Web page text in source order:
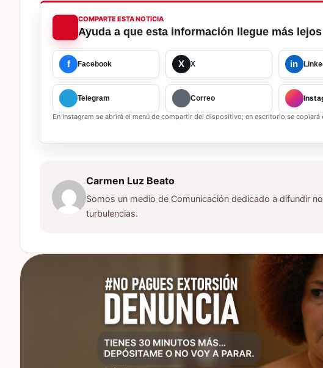
COMPARTE ESTA NOTICIA
Ayuda a que esta información llegue más lejos
f Facebook X X in
Telegram Correo
En Instagram se abrirá el menú de compartir del dispositivo; en escritorio se copiará
Carmen Luz Beato
Somos un medio de Comunicación dedicado a difundir
turbulencias.